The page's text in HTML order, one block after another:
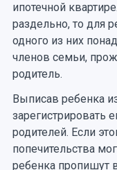
ипотечной
раздельно, то для
одного из них
членов семьи,
родитель.
Выписав ребенка
зарегистрировать
родителей. Если
попечительства
ребенка пропишут